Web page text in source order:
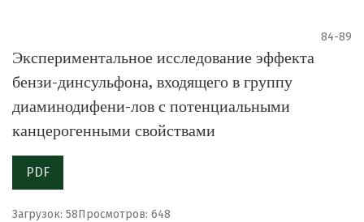
84-89
Экспериментальное исследование эффекта
бензи-динсульфона, входящего в группу
диаминодифени-лов с потенциальными
канцерогенными свойствами
PDF
Загрузок: 58Просмотров: 648